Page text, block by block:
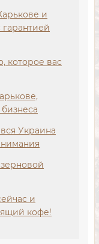
и
которое вас
Украина
и
кофе!